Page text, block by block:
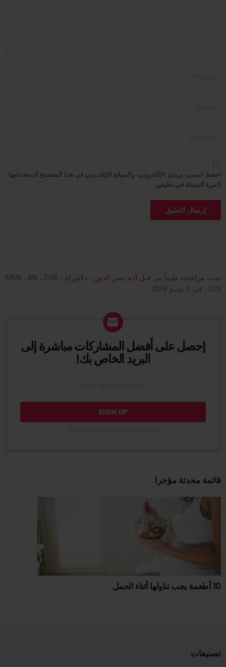
احفظ اسمي، بريدي الإلكتروني، والموقع الإلكتروني في هذا المتصفح لاستخدامها
المرة المقبلة في تعليقي.
تمت مراجعته طبياً من قبل آدم نصر الدين
، دكتوراه ، MSN ، RN ، CNE
، COI في 3 يونيو 2018 .
NEWSLETTER
إحصل على أفضل المشاركات مباشرة إلى
البريد الخاص بك!
قائمة محدثة مؤخرا
10 أطعمة يجب تناولها أثناء الحمل
تصنيفات